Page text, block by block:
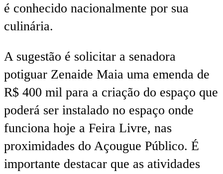
é conhecido nacionalmente por sua
culinária.
A sugestão é solicitar a senadora
potiguar Zenaide Maia uma emenda de
R$ 400 mil para a criação do espaço que
poderá ser instalado no espaço onde
funciona hoje a Feira Livre, nas
proximidades do Açougue Público. É
importante destacar que as atividades